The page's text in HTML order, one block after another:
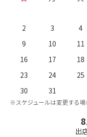
2
3 4
9
10 11
16
17 18
23
24 25
30
31
※スケジュールは変更する場
出